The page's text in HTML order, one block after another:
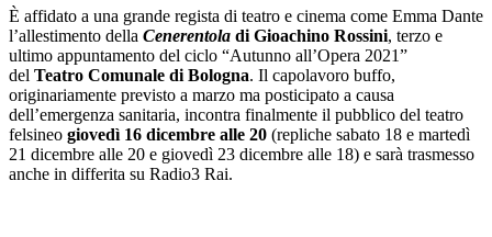
È affidato a una grande regista di teatro e cinema come Emma Dante
l’allestimento della Cenerentola di Gioachino Rossini, terzo e
ultimo appuntamento del ciclo “Autunno all’Opera 2021”
del Teatro Comunale di Bologna. Il capolavoro buffo,
originariamente previsto a marzo ma posticipato a causa
dell’emergenza sanitaria, incontra finalmente il pubblico del teatro
felsineo giovedì 16 dicembre alle 20 (repliche sabato 18 e martedì
21 dicembre alle 20 e giovedì 23 dicembre alle 18) e sarà trasmesso
anche in differita su Radio3 Rai.